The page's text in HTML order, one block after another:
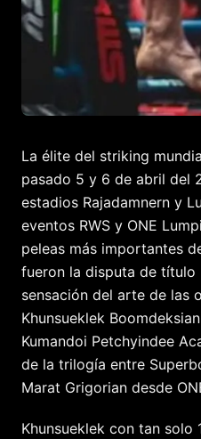
La élite del striking
pasado 5 y 6 de abril del
estadios Rajadamnern y
eventos RWS y ONE
peleas más importantes
fueron la disputa de
sensación del arte de las
Khunsueklek
Kumandoi Petchyindee
de la trilogía entre
Marat Grigorian desde
Khunsueklek con tan solo